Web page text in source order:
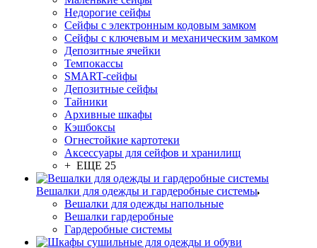
Недорогие сейфы
Сейфы с электронным кодовым замком
Сейфы с ключевым и механическим замком
Депозитные ячейки
Темпокассы
SMART-сейфы
Депозитные сейфы
Тайники
Архивные шкафы
Кэшбоксы
Огнестойкие картотеки
Аксессуары для сейфов и хранилищ
+ ЕЩЕ 25
Вешалки для одежды и гардеробные системы
Вешалки для одежды напольные
Вешалки гардеробные
Гардеробные системы